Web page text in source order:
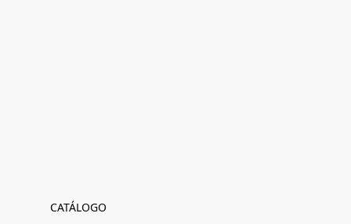
CATÁLOGO